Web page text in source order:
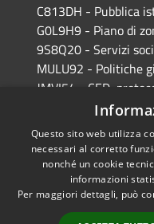
C813DH - Pubblica
G0L9H9 - Piano di
9S8Q20 - Servizi
MULU92 - Politiche
JMVI54 - CED,
EFR931 - Polizia
Accessibilità
Questo sito web utilizza
necessari al corretto
nonché un cookie
informazioni
Per maggiori dettagli, può